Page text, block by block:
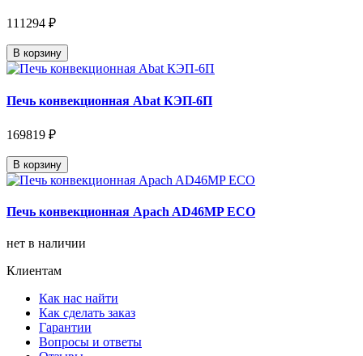
111294 ₽
В корзину
Печь конвекционная Abat КЭП-6П
169819 ₽
В корзину
Печь конвекционная Apach AD46MP ECO
нет в наличии
Клиентам
Как нас найти
Как сделать заказ
Гарантии
Вопросы и ответы